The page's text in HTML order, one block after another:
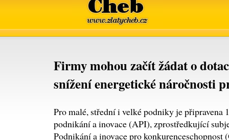
www.zlatycheb.cz
Firmy mohou začít žádat o
snížení energetické náročnosti
Pro malé, střední i velké podniky je připravena
podnikání a inovace (API), zprostředkující
Podnikání a inovace pro konkurenceschopnost